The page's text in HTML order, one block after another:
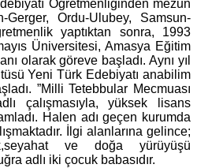
Öğretmenliğinden mezun
Gerger, Ordu-Ulubey, Samsun-
yaptıktan sonra, 1993
Üniversitesi, Amasya Eğitim
olarak göreve başladı. Aynı yıl
Yeni Türk Edebiyatı anabilim
”Milli Tetebbular Mecmuası
çalışmasıyla, yüksek lisans
Halen adı geçen kurumda
İlgi alanlarına gelince;
ve doğa yürüyüşü
adlı iki çocuk babasıdır.